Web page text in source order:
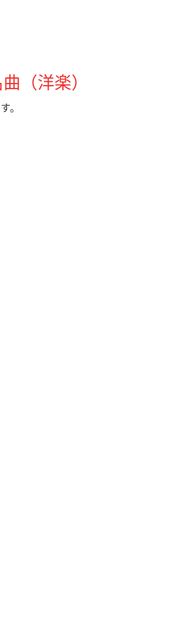
（洋楽）
。